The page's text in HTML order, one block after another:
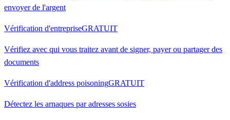
envoyer de l'argent
Vérification d'entrepriseGRATUIT
Vérifiez avec qui vous traitez avant de signer, payer ou partager des
documents
Vérification d'address poisoningGRATUIT
Détectez les arnaques par adresses sosies